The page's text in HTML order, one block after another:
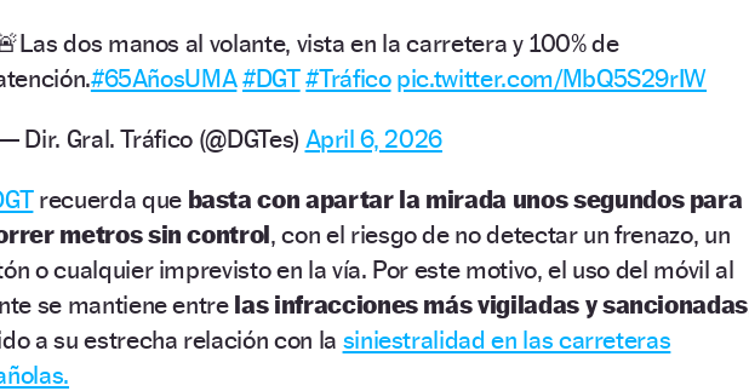
dos manos al volante, vista en la carretera y 100% de
#65AñosUMA#DGT#Tráfico pic.twitter.com/MbQ5S29rIW
Dir. Gral. Tráfico (@DGTes) April 6, 2026
recuerda que basta con apartar la mirada unos segundos para
metros sin control, con el riesgo de no detectar un frenazo, un
o cualquier imprevisto en la vía. Por este motivo, el uso del móvil al
se mantiene entrelas infracciones más vigiladas y sancionadas
a su estrecha relación con la siniestralidad en las carreteras